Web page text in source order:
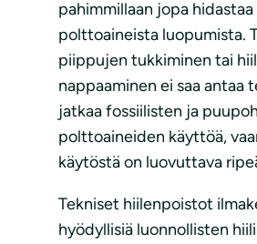
pahimmillaan jopa
polttoaineista luopumista.
piippujen tukkiminen tai
nappaaminen ei saa antaa
jatkaa fossiilisten ja
polttoaineiden käyttöä,
käytöstä on luovuttava
Tekniset hiilenpoistot
hyödyllisiä luonnollisten